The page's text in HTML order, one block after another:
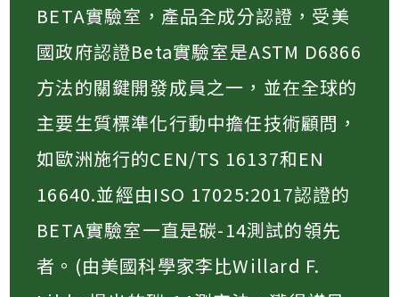
BETA實驗室，產品全成分認證，受美
國政府認證Beta實驗室是ASTM D6866
方法的關鍵開發成員之一，並在全球的
主要生質標準化行動中擔任技術顧問，
如歐洲施行的CEN/TS 16137和EN
16640.並經由ISO 17025:2017認證的
BETA實驗室一直是碳-14測試的領先
者。(由美國科學家李比Willard F.